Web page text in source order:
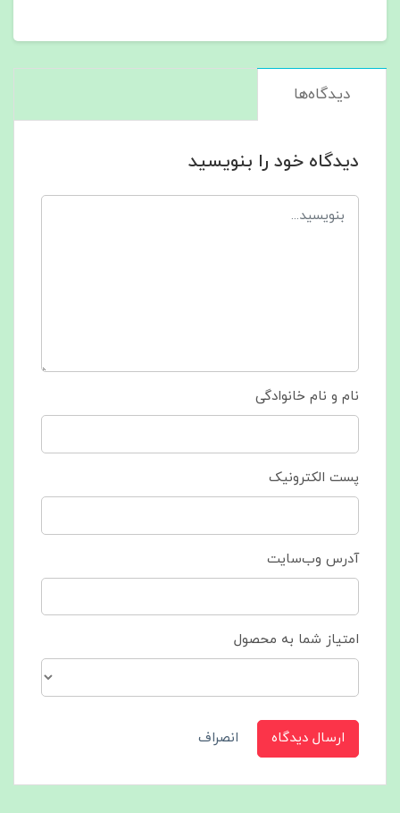
دیدگاه‌ها
دیدگاه خود را بنویسید
نام و نام خانوادگی
پست الکترونیک
آدرس وب‌سایت
امتیاز شما به محصول
ارسال دیدگاه انصراف